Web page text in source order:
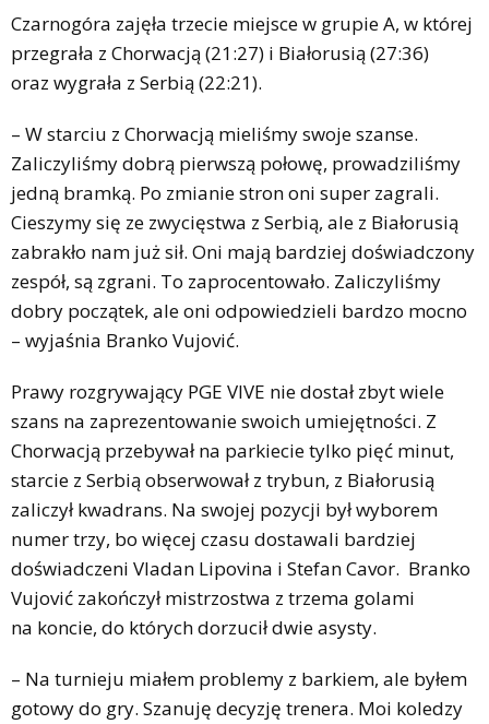
Czarnogóra zajęła trzecie miejsce w grupie A, w której
przegrała z Chorwacją (21:27) i Białorusią (27:36)
oraz wygrała z Serbią (22:21).
– W starciu z Chorwacją mieliśmy swoje szanse.
Zaliczyliśmy dobrą pierwszą połowę, prowadziliśmy
jedną bramką. Po zmianie stron oni super zagrali.
Cieszymy się ze zwycięstwa z Serbią, ale z Białorusią
zabrakło nam już sił. Oni mają bardziej doświadczony
zespół, są zgrani. To zaprocentowało. Zaliczyliśmy
dobry początek, ale oni odpowiedzieli bardzo mocno
– wyjaśnia Branko Vujović.
Prawy rozgrywający PGE VIVE nie dostał zbyt wiele
szans na zaprezentowanie swoich umiejętności. Z
Chorwacją przebywał na parkiecie tylko pięć minut,
starcie z Serbią obserwował z trybun, z Białorusią
zaliczył kwadrans. Na swojej pozycji był wyborem
numer trzy, bo więcej czasu dostawali bardziej
doświadczeni Vladan Lipovina i Stefan Cavor. Branko
Vujović zakończył mistrzostwa z trzema golami
na koncie, do których dorzucił dwie asysty.
– Na turnieju miałem problemy z barkiem, ale byłem
gotowy do gry. Szanuję decyzję trenera. Moi koledzy